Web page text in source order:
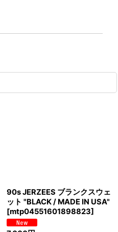
90s JERZEES ブランクスウェ
ット "BLACK / MADE IN USA"
[mtp04551601898823]